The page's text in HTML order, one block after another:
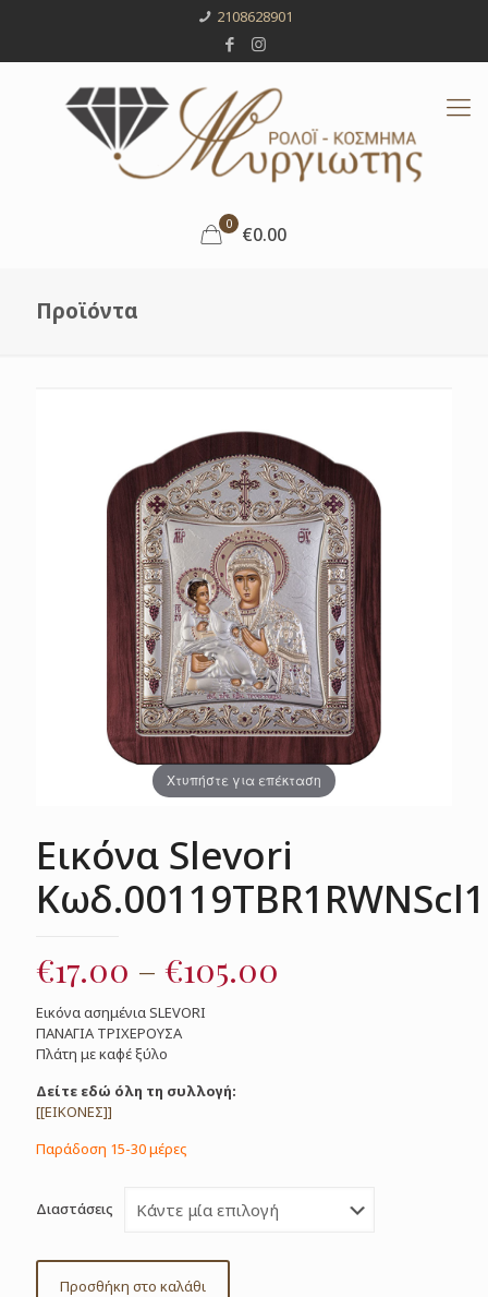
2108628901
0 €0.00
Προϊόντα
Χτυπήστε για επέκταση
Εικόνα Slevori
Κωδ.00119TBR1RWNScl1
€17.00 – €105.00
Εικόνα ασημένια SLEVORI
ΠΑΝΑΓΙΑ ΤΡΙΧΕΡΟΥΣΑ
Πλάτη με καφέ ξύλο
Δείτε εδώ όλη τη συλλογή:
[[ΕΙΚΟΝΕΣ]]
Παράδοση 15-30 μέρες
Διαστάσεις
Προσθήκη στο καλάθι